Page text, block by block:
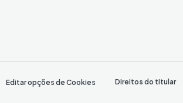
Editar opções de Cookies Direitos do titular